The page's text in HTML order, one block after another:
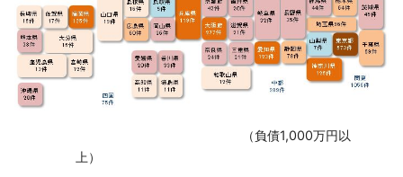
‌ （負債1,000万円以
上）